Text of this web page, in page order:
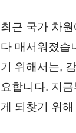
최근 국가 차
다 매서워졌습
기 위해서는,
요합니다. 지
게 되찾기 위